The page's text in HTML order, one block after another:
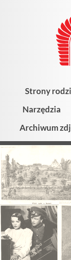
Strony
Narzędzia
Archiwum